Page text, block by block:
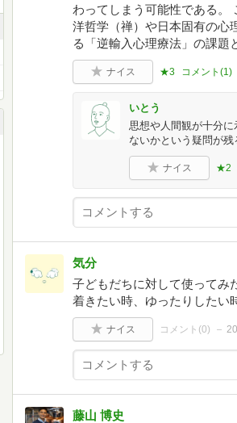
わってしまう可能性である。
洋哲学（禅）や日本固有の心
る「逆輸入心理療法」の課題
ナイス ★3 コメント(1)
いとう
思想や人間観が十分
ないかという疑問が残
ナイス ★2
気分
子どもだちに対して使ってみ
着きたい時、ゆったりしたい
ナイス コメント(0)
藤山 博史